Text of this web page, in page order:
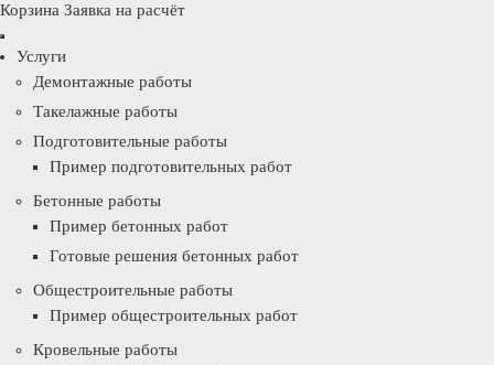
Корзина Заявка на расчёт
Услуги
Демонтажные работы
Такелажные работы
Подготовительные работы
Пример подготовительных работ
Бетонные работы
Пример бетонных работ
Готовые решения бетонных работ
Общестроительные работы
Пример общестроительных работ
Кровельные работы